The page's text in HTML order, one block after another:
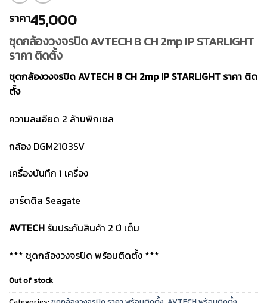
ราคา45,000
ชุดกล้องวงจรปิด AVTECH 8 CH 2mp IP STARLIGHT
ราคา ติดตั้ง
ชุดกล้องวงจรปิด AVTECH 8 CH 2mp IP STARLIGHT ราคา ติด
ตั้ง
ความละเอียด 2 ล้านพิกเซล
กล้อง DGM2103SV
เครื่องบันทึก 1 เครื่อง
ฮาร์ดดิส Seagate
AVTECH รับประกันสินค้า 2 ปี เต็ม
*** ชุดกล้องวงจรปิด พร้อมติดตั้ง ***
Out of stock